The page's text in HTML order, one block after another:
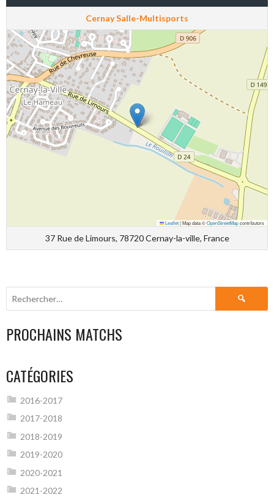
Cernay Salle-Multisports
Leaflet|Map data ©OpenStreetMapcontributors
37 Rue de Limours, 78720 Cernay-la-ville, France
Rechercher :
PROCHAINS MATCHS
CATÉGORIES
2016-2017
2017-2018
2018-2019
2019-2020
2020-2021
2021-2022